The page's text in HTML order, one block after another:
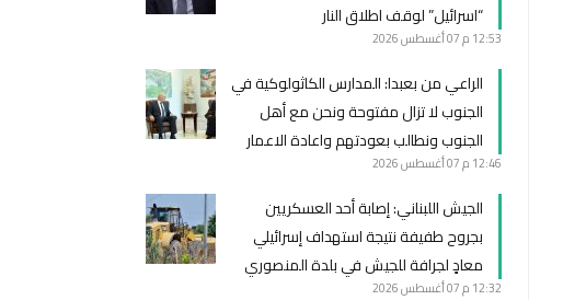
“اسرائيل” لوقف اطلاق النار
12:53 م 07 أغسطس 2026
الراعي من بعبدا: المدارس الكاثولوكية في
الجنوب لا تزال مفتوحة ونحن مع أهل
الجنوب ونطالب بعودتهم واعادة الاعمار
12:46 م 07 أغسطس 2026
الجيش اللبناني: ‏إصابة أحد العسكريين
بجروح طفيفة نتيجة استهداف إسرائيلي
معادٍ لجرافة للجيش في بلدة المنصوري
12:32 م 07 أغسطس 2026